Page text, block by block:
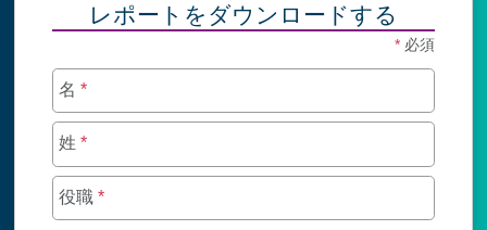
レポートをダウンロードする
* 必須
名 *
姓 *
役職 *